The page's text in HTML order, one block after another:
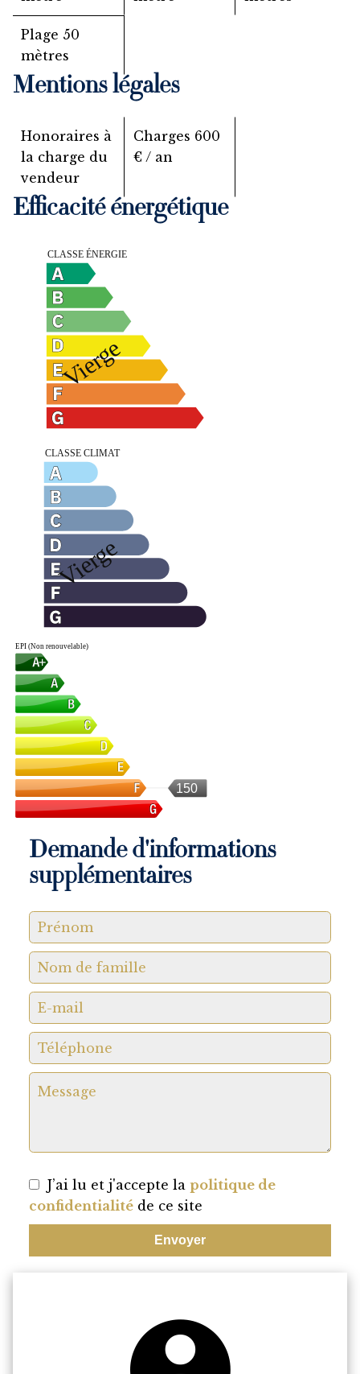
Plage 50
mètres
Mentions légales
Honoraires à
la charge du
vendeur
Charges 600
€ / an
Efficacité énergétique
EPI (Non renouvelable)
150
Demande d'informations
supplémentaires
J’ai lu et j'accepte la politique de
confidentialité de ce site
Envoyer